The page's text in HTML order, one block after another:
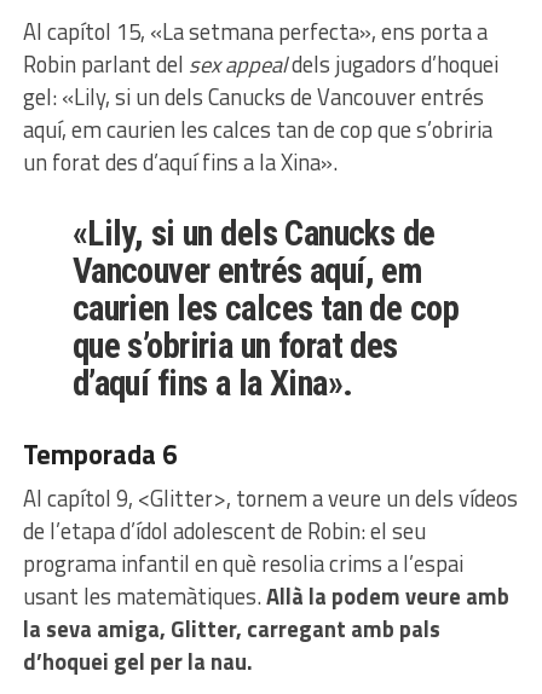
Al capítol 15, «La setmana perfecta», ens porta a
Robin parlant del sex appealdels jugadors d’hoquei
gel: «Lily, si un dels Canucks de Vancouver entrés
aquí, em caurien les calces tan de cop que s’obriria
un forat des d’aquí fins a la Xina».
«Lily, si un dels Canucks de
Vancouver entrés aquí, em
caurien les calces tan de cop
que s’obriria un forat des
d’aquí fins a la Xina».
Temporada 6
Al capítol 9, <Glitter>, tornem a veure un dels vídeos
de l’etapa d’ídol adolescent de Robin: el seu
programa infantil en què resolia crims a l’espai
usant les matemàtiques.Allà la podem veure amb
la seva amiga, Glitter, carregant amb pals
d’hoquei gel per la nau.